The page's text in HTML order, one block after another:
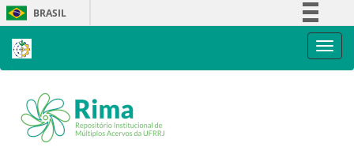
Skip
navigation
BRASIL